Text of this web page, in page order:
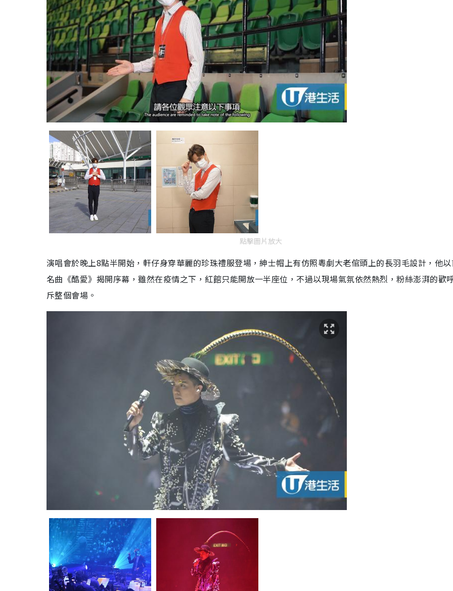
點擊圖片放大
演唱會於晚上8點半開始，軒仔身穿華麗的珍珠禮服登場，紳士帽上有仿照粵劇大老倌頭上的長羽毛設計，他以
名曲《酷愛》揭開序幕，雖然在疫情之下，紅館只能開放一半座位，不過以現場氣氛依然熱烈，粉絲澎湃的歡
斥整個會場。